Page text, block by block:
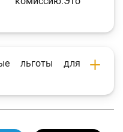
льготы для